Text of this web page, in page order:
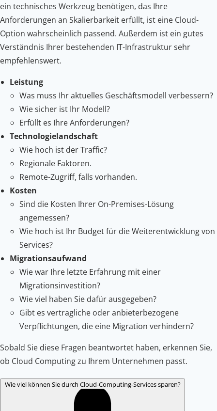
ein technisches Werkzeug benötigen, das Ihre
Anforderungen an Skalierbarkeit erfüllt, ist eine Cloud-
Option wahrscheinlich passend. Außerdem ist ein gutes
Verständnis Ihrer bestehenden IT-Infrastruktur sehr
empfehlenswert.
Leistung
Was muss Ihr aktuelles Geschäftsmodell verbessern?
Wie sicher ist Ihr Modell?
Erfüllt es Ihre Anforderungen?
Technologielandschaft
Wie hoch ist der Traffic?
Regionale Faktoren.
Remote-Zugriff, falls vorhanden.
Kosten
Sind die Kosten Ihrer On-Premises-Lösung
angemessen?
Wie hoch ist Ihr Budget für die Weiterentwicklung von
Services?
Migrationsaufwand
Wie war Ihre letzte Erfahrung mit einer
Migrationsinvestition?
Wie viel haben Sie dafür ausgegeben?
Gibt es vertragliche oder anbieterbezogene
Verpflichtungen, die eine Migration verhindern?
Sobald Sie diese Fragen beantwortet haben, erkennen Sie,
ob Cloud Computing zu Ihrem Unternehmen passt.
Wie viel können Sie durch Cloud-Computing-Services sparen?